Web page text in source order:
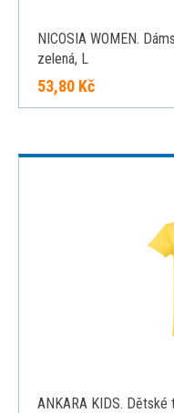
NICOSIA WOMEN.
zelená, L
53,80 Kč
ANKARA KIDS. Dětské